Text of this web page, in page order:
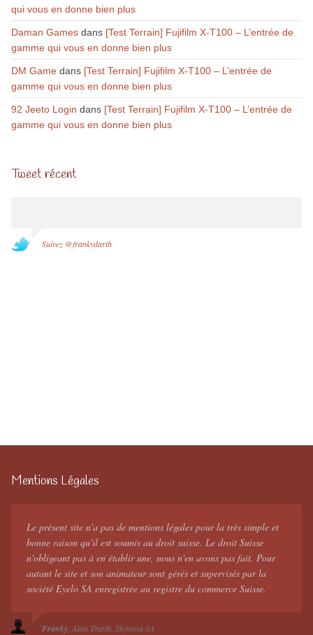
qui vous en donne bien plus
Daman Gamesdans [Test Terrain] Fujifilm X-T100 – L’entrée de
gamme qui vous en donne bien plus
DM Gamedans [Test Terrain] Fujifilm X-T100 – L’entrée de
gamme qui vous en donne bien plus
92 Jeeto Login dans [Test Terrain] Fujifilm X-T100 – L’entrée de
gamme qui vous en donne bien plus
Tweet récent
Suivez @frankydarth
Mentions Légales
Le présent site n'a pas de mentions légales pour la très simple et
bonne raison qu'il est soumis au droit suisse. Le droit Suisse
n'obligeant pas à en établir une, nous n'en avons pas fait. Pour
autant le site et son animateur sont gérés et supervisés par la
société Eyelo SA enregistrée au registre du commerce Suisse.
Franky Alias Darth Skynima SA